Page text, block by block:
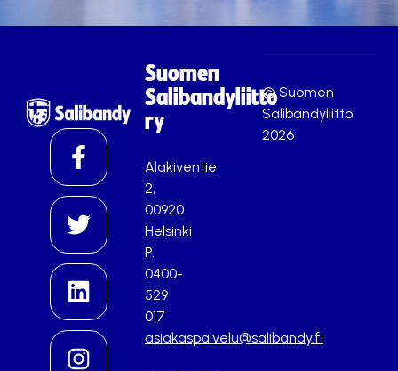
Suomen
Salibandyliitto
ry
Alakiventie
2,
00920
Helsinki
P.
0400-
529
017
asiakaspalvelu@salibandy.fi
© Suomen
Salibandyliitto
2026